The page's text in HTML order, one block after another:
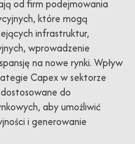
od firm podejmowania
które mogą
infrastruktur,
wprowadzenie
na nowe rynki. Wpływ
Capex w sektorze
do
aby umożliwić
i generowanie